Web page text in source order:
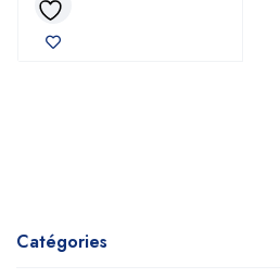
Catégories